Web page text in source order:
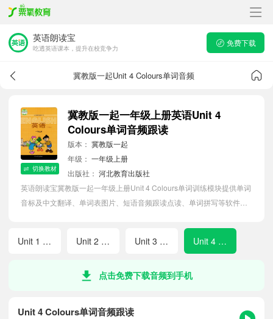
英语朗读宝
吃透英语课本，提升在校竞争力
免费下载
冀教版一起Unit 4 Colours单词音频
切换教材
冀教版一起一年级上册英语Unit 4
Colours单词音频跟读
版本： 冀教版一起
年级： 一年级上册
出版社： 河北教育出版社
英语朗读宝冀教版一起一年级上册Unit 4 Colours单词训练模块提供单词
音标及中文翻译、单词表图片、短语音频跟读点读、单词拼写等软件
Unit 1 Hello and Goodbye Unit 2 My school Unit 3 My Classroom Unit 4 Colours
点击免费下载音频到手机
Unit 4 Colours单词音频跟读